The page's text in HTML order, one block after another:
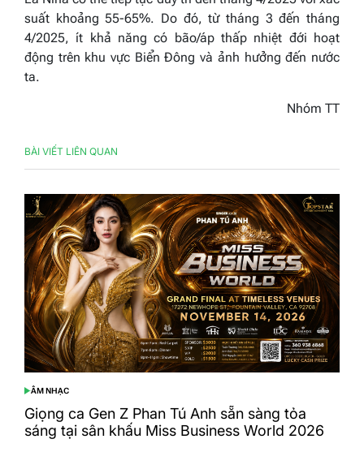
suất khoảng 55-65%. Do đó, từ tháng 3 đến tháng
4/2025, ít khả năng có bão/áp thấp nhiệt đới hoạt
động trên khu vực Biển Đông và ảnh hưởng đến nước
ta.
Nhóm TT
BÀI VIẾT LIÊN QUAN
POSTED
IN
ÂM NHẠC
Giọng ca Gen Z Phan Tú Anh sẵn sàng tỏa
sáng tại sân khấu Miss Business World 2026